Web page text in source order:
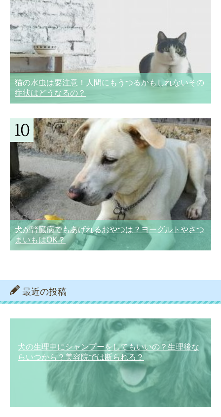
猫の水虫は要注意！人間にもうつるかもしれないその
症状はどうなるの？
犬が腎臓病でもあげれるおやつは？ヨーグルトやさつ
まいもはOK？
最近の投稿
犬の生理中にシャンプーをしてもいいの？生理後な
らいつから？美容院では断られる？